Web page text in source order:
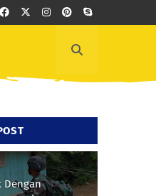
Dengan